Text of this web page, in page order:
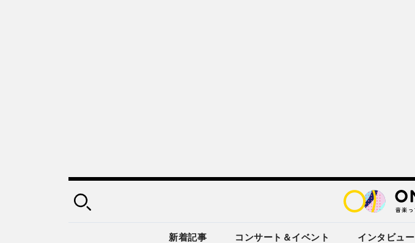
新着記事 コンサート＆イベント インタビュー